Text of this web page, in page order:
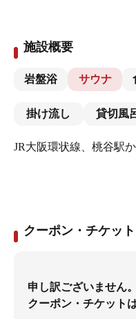
施設概要
岩盤浴 サウナ
掛け流し 貸切風
JR大阪環状線、桃谷駅
クーポン・チケット
申し訳ございません
クーポン・チケット